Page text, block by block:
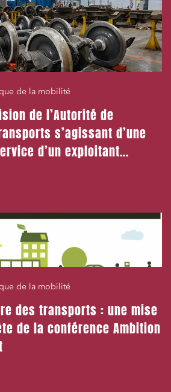
de la mobilité
de l’Autorité de
s’agissant d’une
d’un exploitant
de la mobilité
des transports : une mise
de la conférence Ambition